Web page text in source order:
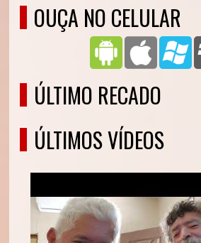
OUÇA NO CELULAR
ÚLTIMO RECADO
ÚLTIMOS VÍDEOS